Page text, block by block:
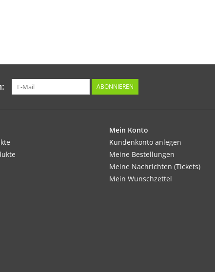
ABONNIEREN
Mein Konto
Kundenkonto anlegen
Meine Bestellungen
Meine Nachrichten (Tickets)
Mein Wunschzettel